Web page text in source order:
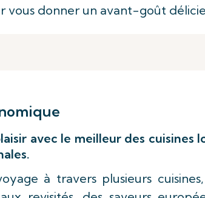
vous donner un avant-goût
avec le meilleur des cuisines
à travers plusieurs